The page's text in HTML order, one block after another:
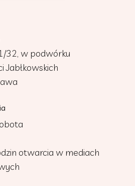
32, w podwórku
Jabłkowskich
otwarcia w mediach